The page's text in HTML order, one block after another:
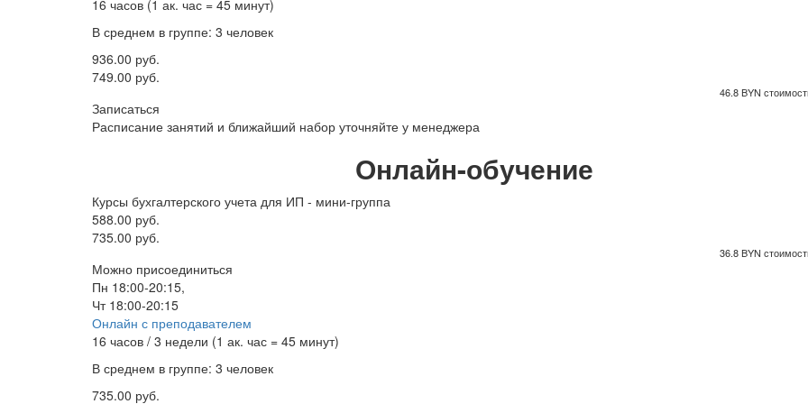
16 часов (1 ак. час = 45 минут)
В среднем в группе: 3 человек
936.00 руб.
749.00 руб.
46.8 BYN
Записаться
Расписание занятий и ближайший набор уточняйте у менеджера
Онлайн-обучение
Курсы бухгалтерского учета для ИП - мини-группа
588.00 руб.
735.00 руб.
36.8 BYN
Можно присоединиться
Пн 18:00-20:15,
Чт 18:00-20:15
Онлайн с преподавателем
16 часов / 3 недели (1 ак. час = 45 минут)
В среднем в группе: 3 человек
735.00 руб.